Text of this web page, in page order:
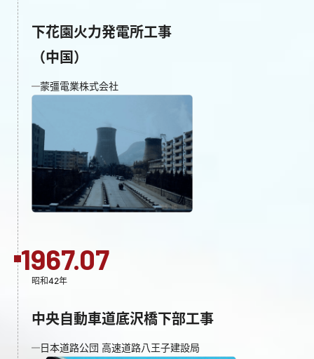
下花園火力発電所工事
（中国）
蒙彊電業株式会社
1967.07
昭和42年
中央自動車道底沢橋下部工事
日本道路公団 高速道路八王子建設局